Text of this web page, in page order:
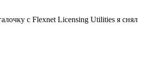
с Flexnet Licensing Utilities я снял